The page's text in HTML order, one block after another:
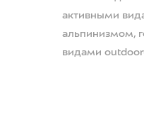
активными
альпинизмом,
видами